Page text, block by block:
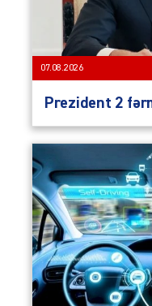
07.08.2026
Prezident 2